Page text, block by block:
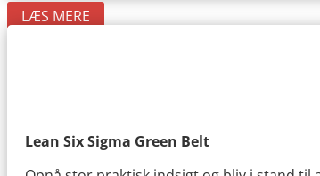
LÆS MERE
Lean Six Sigma Green Belt